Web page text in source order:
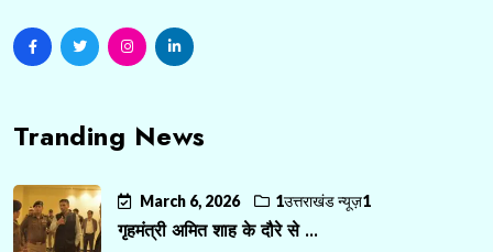
Tranding News
March 6, 2026 1उत्तराखंड न्यूज़1
गृहमंत्री अमित शाह के दौरे से ...